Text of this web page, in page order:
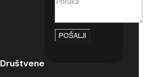
Društvene
POŠALJI